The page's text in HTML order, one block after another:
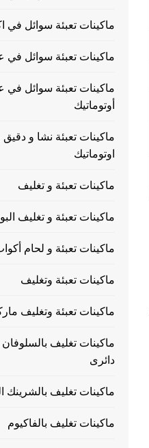
ماكينات تعبئة سوائل في
ماكينات تعبئة سوائل في
ماكينات تعبئة سوائل
أوتوماتيك
ماكينات تعبئة نشا و
اوتوماتيك
ماكينات تعبئة و تغليف
ماكينات تعبئة و تغليف
ماكينات تعبئة و لحام
ماكينات تعبئة وتغليف
ماكينات تعبئة وتغليف
ماكينات تغليف
دائرى
ماكينات تغليف بالشرينك
ماكينات تغليف بالفاكيوم